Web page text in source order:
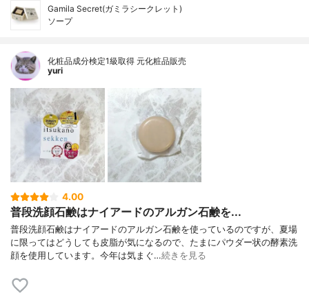
Gamila Secret(ガミラシークレット)
ソープ
化粧品成分検定1級取得 元化粧品販売
yuri
4.00
普段洗顔石鹸はナイアードのアルガン石鹸を...
普段洗顔石鹸はナイアードのアルガン石鹸を使っているのですが、夏場
に限ってはどうしても皮脂が気になるので、たまにパウダー状の酵素洗
顔を使用しています。今年は気まぐ…続きを見る